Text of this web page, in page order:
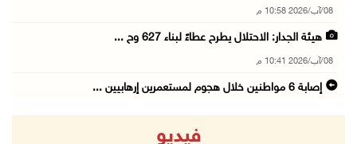
08/آب/2026 10:58 م
هيئة الجدار: الاحتلال يطرح عطاءً لبناء 627 وح ...
08/آب/2026 10:41 م
إصابة 6 مواطنين خلال هجوم لمستعمرين إرهابيين ...
الاحتلال يحتجز مواطنين من طمون ومخيم الفارعة
فيديو